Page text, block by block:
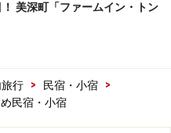
美深町「ファームイン・トン
行 > 民宿・小宿
>
民宿・小宿